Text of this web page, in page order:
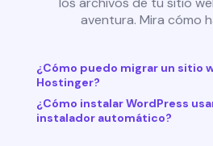
aventura. Mira cómo
¿Cómo puedo migrar un sitio
Hostinger?
¿Cómo instalar WordPress
instalador automático?